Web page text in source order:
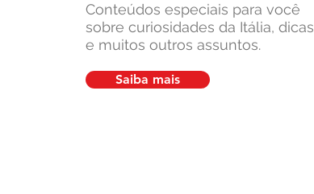
Conteúdos especiais para você
sobre curiosidades da Itália, dicas
e muitos outros assuntos.
Saiba mais